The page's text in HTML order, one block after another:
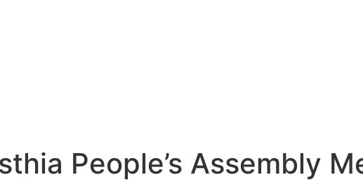
People’s Assembly